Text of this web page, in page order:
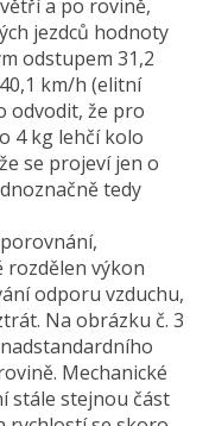
a po rovině,
jezdců hodnoty
odstupem 31,2
km/h (elitní
odvodit, že pro
4 kg lehčí kolo
se projeví jen o
tedy
rozdělen výkon
odporu vzduchu,
Na obrázku č. 3
Mechanické
stále stejnou část